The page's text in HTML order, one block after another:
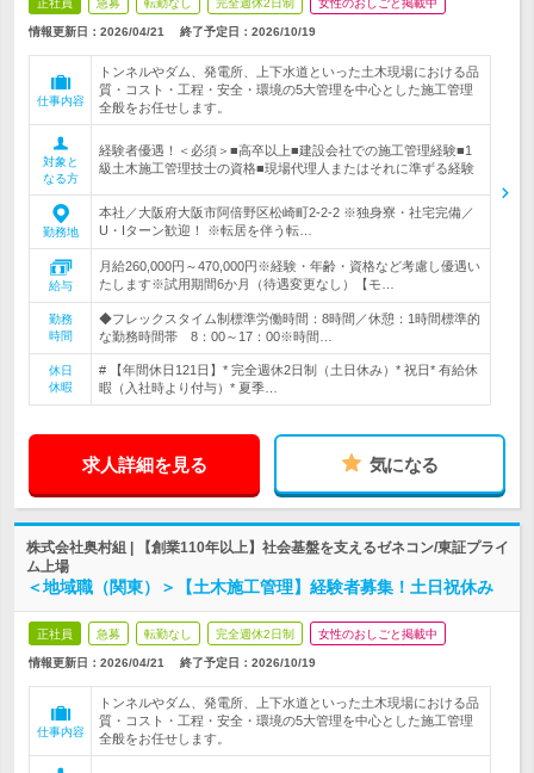
正社員 急募 転勤なし 完全週休2日制 女性のおしごと掲載中
情報更新日：2026/04/21 終了予定日： 2026/10/19
仕事内容
トンネルやダム、発電所、上下水道といった土木現場における品
質・コスト・工程・安全・環境の5大管理を中心とした施工管理
全般をお任せします。
対象と
なる方
経験者優遇！＜必須＞■高卒以上■建設会社での施工管理経験■1
級土木施工管理技士の資格■現場代理人またはそれに準ずる経験
勤務地
本社／大阪府大阪市阿倍野区松崎町2-2-2 ※独身寮・社宅完備／
U・Iターン歓迎！ ※転居を伴う転…
給与
月給260,000円～470,000円※経験・年齢・資格など考慮し優遇い
たします※試用期間6か月（待遇変更なし）【モ…
勤務
時間
◆フレックスタイム制標準労働時間：8時間／休憩：1時間標準的
な勤務時間帯 8：00～17：00※時間…
休日
休暇
# 【年間休日121日】* 完全週休2日制（土日休み）* 祝日* 有給休
暇（入社時より付与）* 夏季…
求人詳細を見る 気になる
株式会社奥村組 | 【創業110年以上】社会基盤を支えるゼネコン/東証プライ
ム上場
＜地域職（関東）＞【土木施工管理】経験者募集！土日祝休み
正社員 急募 転勤なし 完全週休2日制 女性のおしごと掲載中
情報更新日：2026/04/21 終了予定日： 2026/10/19
仕事内容
トンネルやダム、発電所、上下水道といった土木現場における品
質・コスト・工程・安全・環境の5大管理を中心とした施工管理
全般をお任せします。